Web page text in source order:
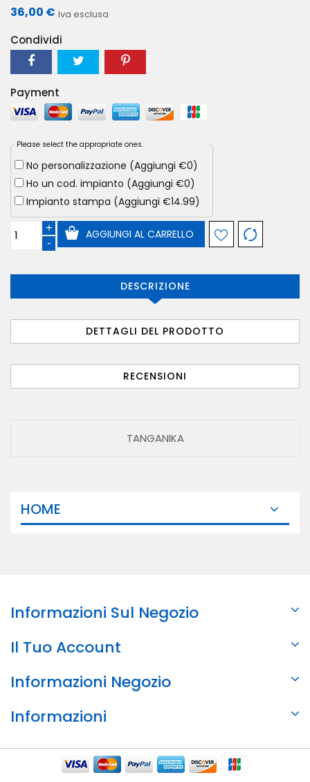
36,00 € Iva esclusa
Condividi
Payment
Please select the appropriate ones.
No personalizzazione (Aggiungi €0)
Ho un cod. impianto (Aggiungi €0)
Impianto stampa (Aggiungi €14.99)
+
-
AGGIUNGI AL CARRELLO
DESCRIZIONE
DETTAGLI DEL PRODOTTO
RECENSIONI
TANGANIKA
HOME
Informazioni Sul Negozio
Il Tuo Account
Informazioni Negozio
Informazioni